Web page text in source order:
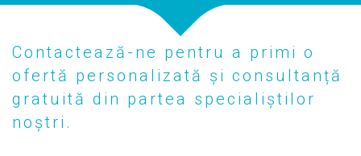
Contactează-ne pentru a primi o
ofertă personalizată și consultanță
gratuită din partea specialiștilor
noștri.